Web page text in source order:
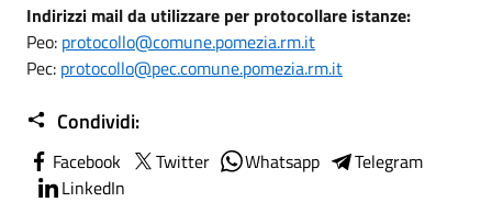
Indirizzi mail da utilizzare per protocollare istanze:
Peo: protocollo@comune.pomezia.rm.it
Pec: protocollo@pec.comune.pomezia.rm.it
Condividi:
Facebook Twitter Whatsapp
Telegram
LinkedIn